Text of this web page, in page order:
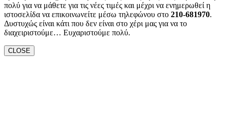
πολύ για να μάθετε για τις νέες τιμές και μέχρι να ενημερωθεί η
ιστοσελίδα να επικοινωνείτε μέσω τηλεφώνου στο 210-681970.
Δυστυχώς είναι κάτι που δεν είναι στο χέρι μας για να το
διαχειριστούμε… Ευχαριστούμε πολύ.
CLOSE